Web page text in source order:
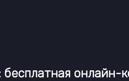
бесплатная онлайн-